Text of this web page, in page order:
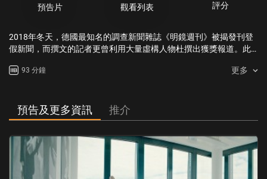
預告片 觀看列表 評分
2018年冬天，德國最知名的調查新聞雜誌《明鏡週刊》被揭發刊登
假新聞，而撰文的記者更曾利用大量虛構人物杜撰出獲獎報道。此
雷洛蒂斯，而這就是他的故事。
93 分鐘 更多
預告及更多資訊 推介